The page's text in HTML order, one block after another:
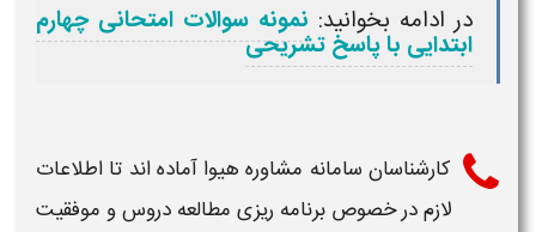
در ادامه بخوانید: نمونه سوالات امتحانی چهارم
ابتدایی با پاسخ تشریحی
کارشناسان سامانه مشاوره هیوا آماده اند تا اطلاعات
لازم در خصوص برنامه ریزی مطالعه دروس و موفقیت